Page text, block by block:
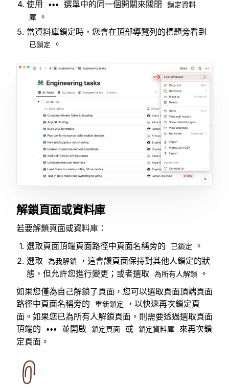
使用 ••• 選單中的同一個開關來關閉
鎖定資料
庫 。
當資料庫鎖定時，您會在頂部導覽列的標題旁看到
已鎖定 。
解鎖頁面或資料庫
若要解鎖頁面或資料庫：
選取頁面頂端頁面路徑中頁面名稱旁的
已鎖定
。
選取
為我解鎖
，這會讓頁面保持對其他人鎖定的狀
態，但允許您進行變更；或者選取
為所有人解鎖
。
如果您僅為自己解鎖了頁面，您可以選取頁面頂端頁面
路徑中頁面名稱旁的
重新鎖定
，以快速再次鎖定頁
面。如果您已為所有人解鎖頁面，則需要透過選取頁面
頂端的
••• 並開啟 鎖定頁面 或 鎖定資料庫
來再次鎖
定頁面。